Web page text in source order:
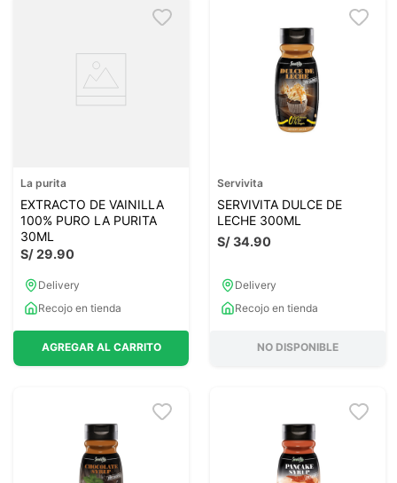
La purita
EXTRACTO DE VAINILLA
100% PURO LA PURITA
30ML
S/29.90
Delivery
Recojo en tienda
AGREGAR AL CARRITO
Servivita
SERVIVITA DULCE DE
LECHE 300ML
S/34.90
Delivery
Recojo en tienda
NO DISPONIBLE